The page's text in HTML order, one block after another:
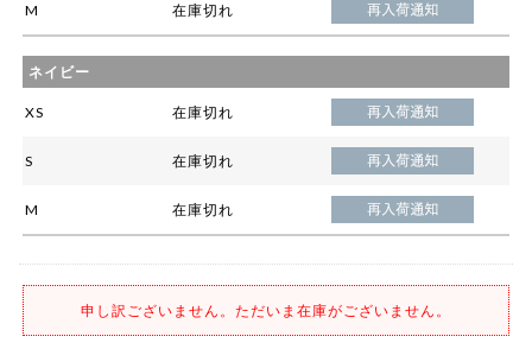
M 在庫切れ
ネイビー
XS 在庫切れ
S 在庫切れ
M 在庫切れ
申し訳ございません。ただいま在庫がございません。